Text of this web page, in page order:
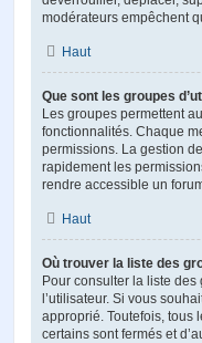
modérateurs empêchent
Haut
Que sont les groupes
Les groupes permettent
fonctionnalités. Chaque
permissions. La gestion
rapidement les
rendre accessible un
Haut
Où trouver la liste des
Pour consulter la liste
l’utilisateur. Si vous
approprié. Toutefois, tous
certains sont fermés et